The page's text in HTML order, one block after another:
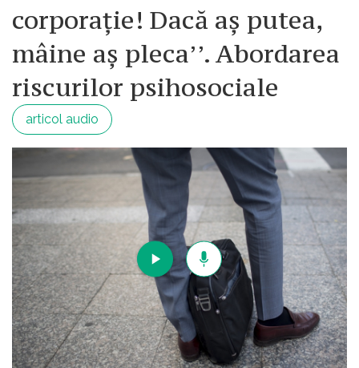
corporație! Dacă aș putea,
mâine aș pleca’’. Abordarea
riscurilor psihosociale
articol audio